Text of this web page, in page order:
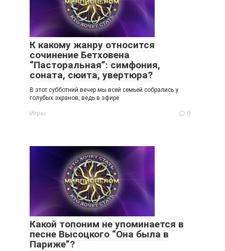
К какому жанру относится
сочинение Бетховена
“Пасторальная”: симфония,
соната, сюита, увертюра?
В этот субботний вечер мы всей семьей собрались у
голубых экранов, ведь в эфире
Игры 0
Какой топоним не упоминается в
песне Высоцкого “Она была в
Париже”?